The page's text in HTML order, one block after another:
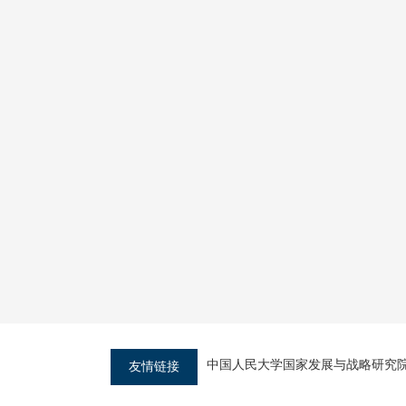
友情链接 中国人民大学国家发展与战略研究